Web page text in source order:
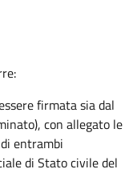
firmata sia dal
con allegato le
entrambi
di Stato civile del